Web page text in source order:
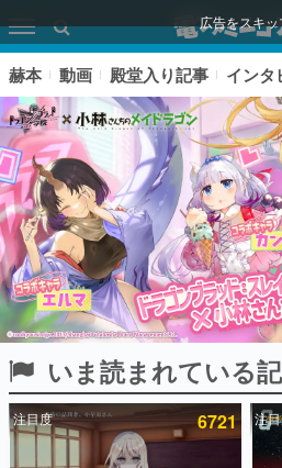
広告をスキッ
ピックアップ
電ファミのいま読まれている記事ラ
赫本 動画 殿堂入り記事 インタ
いま読まれている
注目度 6721 注